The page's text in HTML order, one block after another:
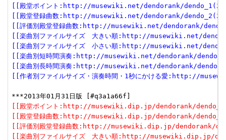
[[殿堂ポイント:http://musewiki.net/dendorank/
[[殿堂登録曲数:http://musewiki.net/dendorank/
[[評価別殿堂登録曲数:http://musewiki.net/dendorank/
[[楽曲別ファイルサイズ　大きい順:http://musewiki.net/
[[楽曲別ファイルサイズ　小さい順:http://musewiki.net/
[[楽曲別短時間演奏:http://musewiki.net/dendorank/
[[楽曲別長時間演奏:http://musewiki.net/dendorank/
[[作者別ファイルサイズ・演奏時間・1秒にかける愛:http://
[[殿堂ポイント:http://musewiki.dip.jp/dendorank/
[[殿堂登録曲数:http://musewiki.dip.jp/dendorank/
[[評価別殿堂登録曲数:http://musewiki.dip.jp/dendorank/
[[楽曲別ファイルサイズ　大きい順:http://musewiki.dip.jp/